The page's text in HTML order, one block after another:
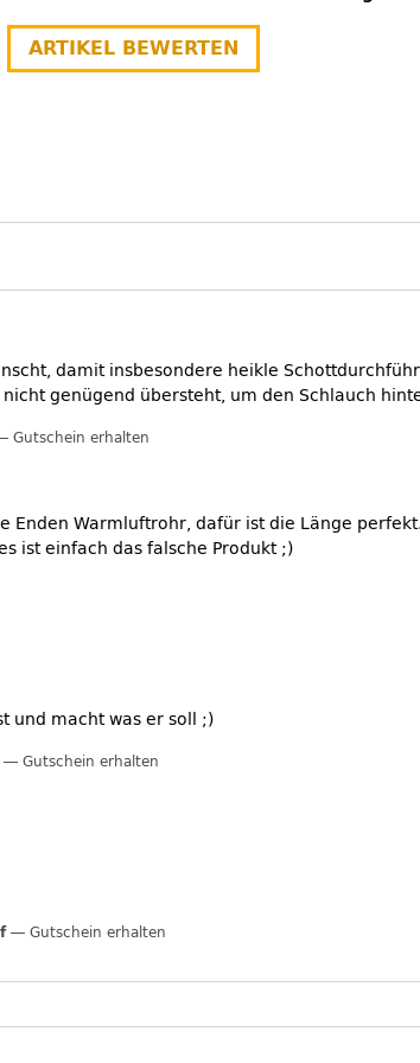
ARTIKEL BEWERTEN
damit insbesondere heikle
genügend übersteht, um den Schlauch
Gutschein erhalten
Enden Warmluftrohr, dafür ist die Länge
ist einfach das falsche Produkt ;)
und macht was er soll ;)
Gutschein erhalten
Gutschein erhalten